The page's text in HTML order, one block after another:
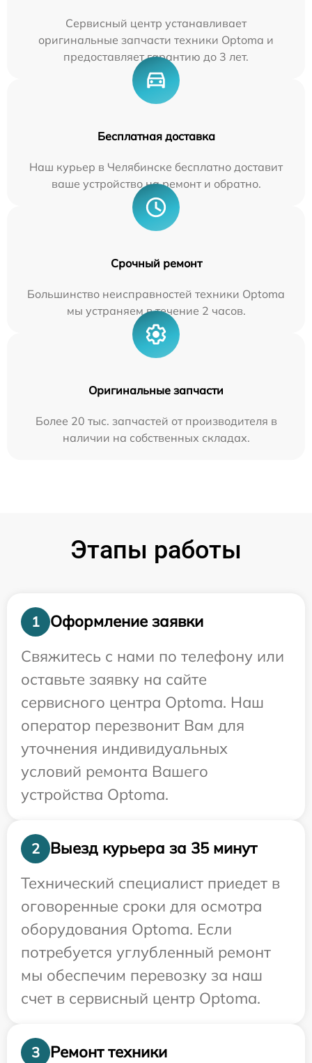
Сервисный центр устанавливает
оригинальные запчасти техники Optoma и
предоставляет гарантию до 3 лет.
Бесплатная доставка
Наш курьер в Челябинске бесплатно доставит
ваше устройство на ремонт и обратно.
Срочный ремонт
Большинство неисправностей техники Optoma
мы устраняем в течение 2 часов.
Оригинальные запчасти
Более 20 тыс. запчастей от производителя в
наличии на собственных складах.
Этапы работы
1
Оформление заявки
Свяжитесь с нами по телефону или
оставьте заявку на сайте
сервисного центра Optoma. Наш
оператор перезвонит Вам для
уточнения индивидуальных
условий ремонта Вашего
устройства Optoma.
2
Выезд курьера за 35 минут
Технический специалист приедет в
оговоренные сроки для осмотра
оборудования Optoma. Если
потребуется углубленный ремонт
мы обеспечим перевозку за наш
счет в сервисный центр Optoma.
3 Ремонт техники